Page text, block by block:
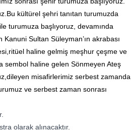
kültürel şehri tanıtan turumuzda
turumuza başlıyoruz, devamında
Sultan Süleyman’ın akrabası
haline gelmiş meşhur çeşme ve
sembol haline gelen Sönmeyen Ateş
misafirlerimiz serbest zamanda
ve serbest zaman sonrası
olarak alınacaktır.